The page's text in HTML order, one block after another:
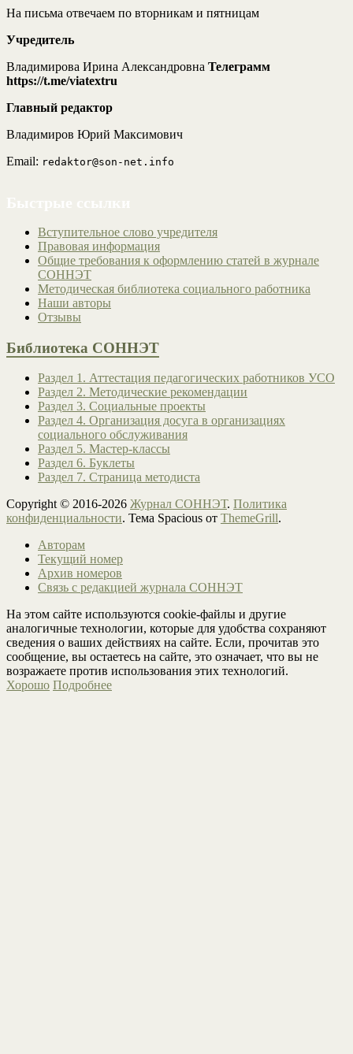
На письма отвечаем по вторникам и пятницам
Учредитель
Владимирова Ирина Александровна Телеграмм
https://t.me/viatextru
Главный редактор
Владимиров Юрий Максимович
Email: redaktor@son-net.info
Вступительное слово учредителя
Правовая информация
Общие требования к оформлению статей в журнале
СОННЭТ
Методическая библиотека социального работника
Наши авторы
Отзывы
Библиотека СОННЭТ
Раздел 1. Аттестация педагогических работников УСО
Раздел 2. Методические рекомендации
Раздел 3. Социальные проекты
Раздел 4. Организация досуга в организациях
социального обслуживания
Раздел 5. Мастер-классы
Раздел 6. Буклеты
Раздел 7. Страница методиста
Copyright © 2016-2026 Журнал СОННЭТ. Политика
конфиденциальности. Тема Spacious от ThemeGrill.
Авторам
Текущий номер
Архив номеров
Связь с редакцией журнала СОННЭТ
На этом сайте используются cookie-файлы и другие
аналогичные технологии, которые для удобства сохраняют
сведения о ваших действиях на сайте. Если, прочитав это
сообщение, вы остаетесь на сайте, это означает, что вы не
возражаете против использования этих технологий.
Хорошо Подробнее